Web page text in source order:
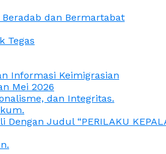
dan Bermartabat
Tegas
Informasi Keimigrasian
Mei 2026
dan Integritas.
Judul “PERILAKU